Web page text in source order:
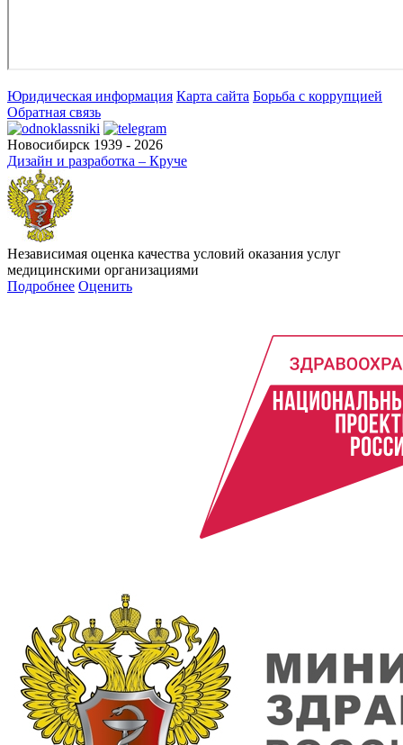
Юридическая информация Карта сайта Борьба с коррупцией
Обратная связь
Новосибирск 1939 - 2026
Дизайн и разработка – Круче
Независимая оценка качества условий оказания услуг
медицинскими организациями
Подробнее Оценить